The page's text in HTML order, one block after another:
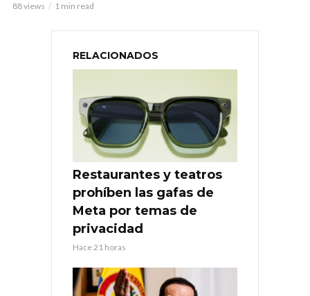
88 views 1 min read
RELACIONADOS
Restaurantes y teatros
prohíben las gafas de
Meta por temas de
privacidad
Hace 21 horas